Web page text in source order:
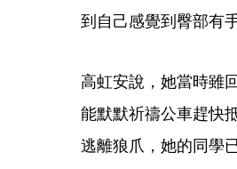
到自己感覺到臀部有
高虹安說，她當時雖
能默默祈禱公車趕快
逃離狼爪，她的同學